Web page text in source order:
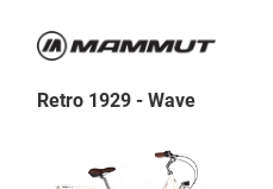
Retro 1929 - Wave